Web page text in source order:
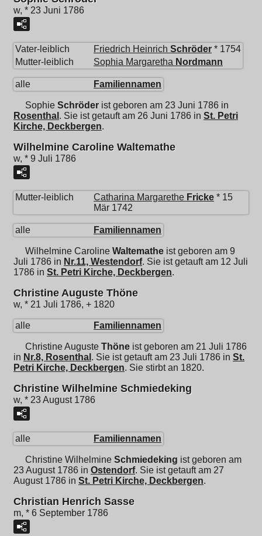
w, * 23 Juni 1786
Vater-leiblich Friedrich Heinrich Schröder * 1754
Mutter-leiblich
Sophia Margaretha Nordmann
alle Familiennamen
Sophie Schröder ist geboren am 23 Juni 1786 in
Rosenthal . Sie ist getauft am 26 Juni 1786 in St. Petri
Kirche, Deckbergen.
Wilhelmine Caroline Waltemathe
w, * 9 Juli 1786
Mutter-leiblich Catharina Margarethe Fricke * 15
Mär 1742
alle Familiennamen
Wilhelmine Caroline Waltemathe ist geboren am 9
Juli 1786 in Nr.11, Westendorf. Sie ist getauft am 12 Juli
1786 in St. Petri Kirche, Deckbergen.
Christine Auguste Thöne
w, * 21 Juli 1786, + 1820
alle Familiennamen
Christine Auguste Thöne ist geboren am 21 Juli 1786
in Nr.8, Rosenthal . Sie ist getauft am 23 Juli 1786 in St.
Petri Kirche, Deckbergen. Sie stirbt an 1820.
Christine Wilhelmine Schmiedeking
w, * 23 August 1786
alle Familiennamen
Christine Wilhelmine Schmiedeking ist geboren am
23 August 1786 in Ostendorf. Sie ist getauft am 27
August 1786 in St. Petri Kirche, Deckbergen.
Christian Henrich Sasse
m, * 6 September 1786